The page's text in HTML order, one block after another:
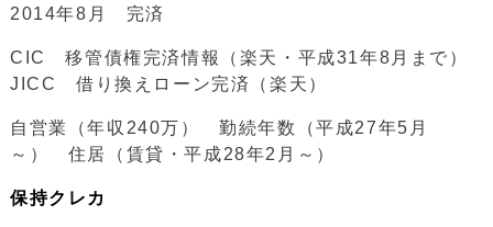
2014年8月 完済
CIC 移管債権完済情報（楽天・平成31年8月まで）
JICC 借り換えローン完済（楽天）
自営業（年収240万） 勤続年数（平成27年5月
～） 住居（賃貸・平成28年2月～）
保持クレカ